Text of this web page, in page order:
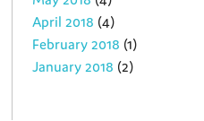
April 2018 (4)
February 2018 (1)
January 2018 (2)